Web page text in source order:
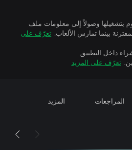
بتشغيلها وصولاً إلى معلومات ملف
تعرّف على
داخل التطبيق
تعرّف على المزيد
المراجعات المزيد